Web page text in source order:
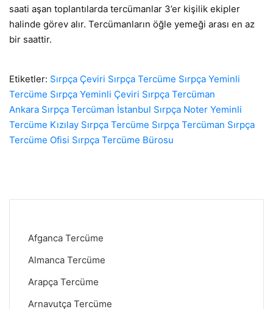
saati aşan toplantılarda tercümanlar 3’er kişilik ekipler
halinde görev alır. Tercümanların öğle yemeği arası en az
bir saattir.
Etiketler: Sırpça Çeviri Sırpça Tercüme Sırpça Yeminli
Tercüme Sırpça Yeminli Çeviri Sırpça Tercüman
Ankara Sırpça Tercüman İstanbul Sırpça Noter Yeminli
Tercüme Kızılay Sırpça Tercüme Sırpça Tercüman Sırpça
Tercüme Ofisi Sırpça Tercüme Bürosu
Afganca Tercüme
Almanca Tercüme
Arapça Tercüme
Arnavutça Tercüme